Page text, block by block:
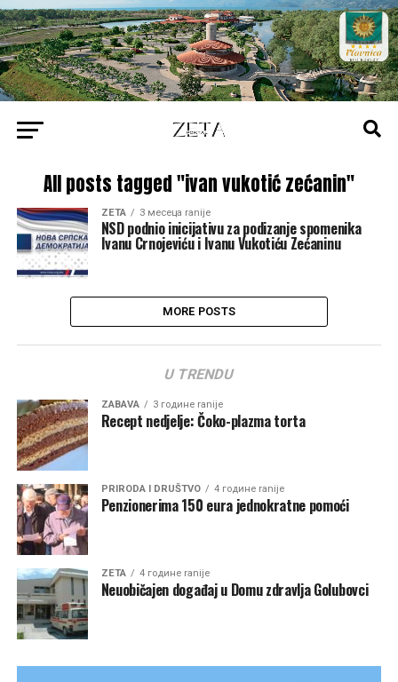
All posts tagged "ivan vukotić zećanin"
ZETA 3 месеца ranije
NSD podnio inicijativu za podizanje spomenika
Ivanu Crnojeviću i Ivanu Vukotiću Zećaninu
MORE POSTS
U TRENDU
ZABAVA 3 године ranije
Recept nedjelje: Čoko-plazma torta
PRIRODA I DRUŠTVO 4 године ranije
Penzionerima 150 eura jednokratne pomoći
ZETA 4 године ranije
Neuobičajen događaj u Domu zdravlja Golubovci